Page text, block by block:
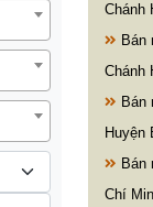
Chánh
Bán
Chánh
Bán
Huyện
Bán
Chí